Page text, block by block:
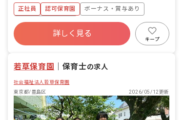
ど ・保育計画の作成（年案、月案、週
案） ・行事や係などの準備 ・保護者対
応や子育て支援に向けての準備 ■保育理
念 子ども一人ひとりを大切にして、温か
い愛情のこもった保育を行い、保護者や
「やさしいこころ」「がまんづよいこ」
い、一人ひとりの個性を大切に伸ばして
正社員 認可保育園
ボーナス・賞与あり
年間休日120日以上
寮・住宅・家賃補助あり
社会保険完備
残業少なめ
詳しく見る
キープ
若草保育園 保育士の求人
社会福祉法人若草保育園
東京都/豊島区
2026/05/12更新